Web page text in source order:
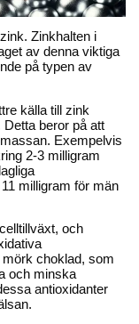
Zinkhalten i
av denna viktiga
på typen av
källa till zink
beror på att
Exempelvis
2-3 milligram
milligram för män
och
choklad, som
och minska
antioxidanter